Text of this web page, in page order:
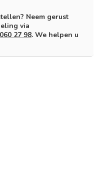
Neem gerust
via
27 98. We helpen u